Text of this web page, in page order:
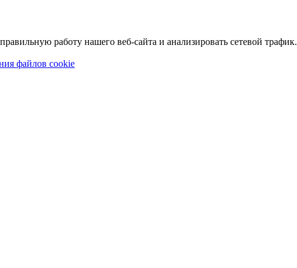
работу нашего веб-сайта и анализировать сетевой трафик.
файлов cookie